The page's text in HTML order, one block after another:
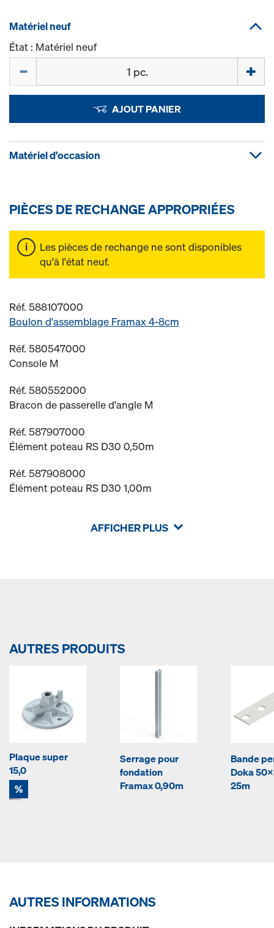
Matériel neuf
État : Matériel neuf
AJOUT PANIER
Matériel d'occasion
PIÈCES DE RECHANGE APPROPRIÉES
Les pièces de rechange ne sont disponibles
qu'à l'état neuf.
Réf. 588107000
Boulon d'assemblage Framax 4-8cm
Réf. 580547000
Console M
Réf. 580552000
Bracon de passerelle d'angle M
Réf. 587907000
Élément poteau RS D30 0,50m
Réf. 587908000
Élément poteau RS D30 1,00m
AFFICHER PLUS
AUTRES PRODUITS
Plaque super
15,0
%
Serrage pour
fondation
Framax 0,90m
Bande
Doka
25m
AUTRES INFORMATIONS